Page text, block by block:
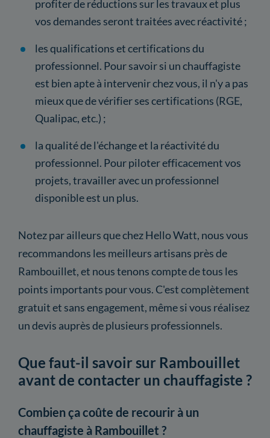
profiter de réductions sur les travaux et plus
vos demandes seront traitées avec réactivité ;
les qualifications et certifications du
professionnel. Pour savoir si un chauffagiste
est bien apte à intervenir chez vous, il n'y a pas
mieux que de vérifier ses certifications (RGE,
Qualipac, etc.) ;
la qualité de l'échange et la réactivité du
professionnel. Pour piloter efficacement vos
projets, travailler avec un professionnel
disponible est un plus.
Notez par ailleurs que chez Hello Watt, nous vous
recommandons les meilleurs artisans près de
Rambouillet, et nous tenons compte de tous les
points importants pour vous. C'est complètement
gratuit et sans engagement, même si vous réalisez
un devis auprès de plusieurs professionnels.
Que faut-il savoir sur Rambouillet
avant de contacter un chauffagiste ?
Combien ça coûte de recourir à un
chauffagiste à Rambouillet ?